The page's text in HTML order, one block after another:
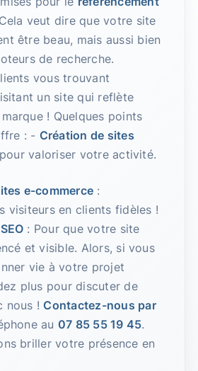
veut dire que votre site
être beau, mais aussi bien
de recherche.
vous trouvant
un site qui reflète
! Quelques points
: - Création de sites
valoriser votre activité.
e-commerce :
visiteurs en clients fidèles !
: Pour que votre site
et visible. Alors, si vous
vie à votre projet
plus pour discuter de
nous ! Contactez-nous par
au 07 85 55 19 45.
briller votre présence en